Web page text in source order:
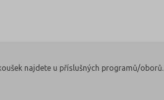
najdete u příslušných programů/oborů.